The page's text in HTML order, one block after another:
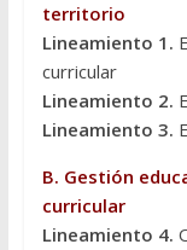
territorio
Lineamiento 1.
curricular
Lineamiento 2.
Lineamiento 3.
B. Gestión
curricular
Lineamiento 4.